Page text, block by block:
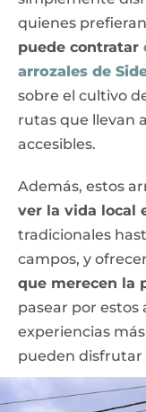
quienes
puede contratar
arrozales de
sobre el cultivo
rutas que llevan
accesibles.
Además, estos
ver la vida local
tradicionales
campos, y
que merecen la
pasear por estos
experiencias
pueden disfrutar